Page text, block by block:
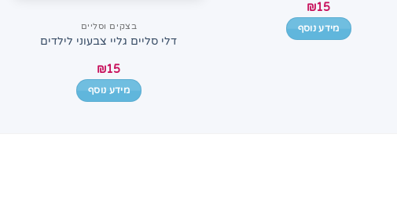
₪15
מידע נוסף בצקים וסליים
דלי סליים גליי צבעוני לילדים
₪15
מידע נוסף